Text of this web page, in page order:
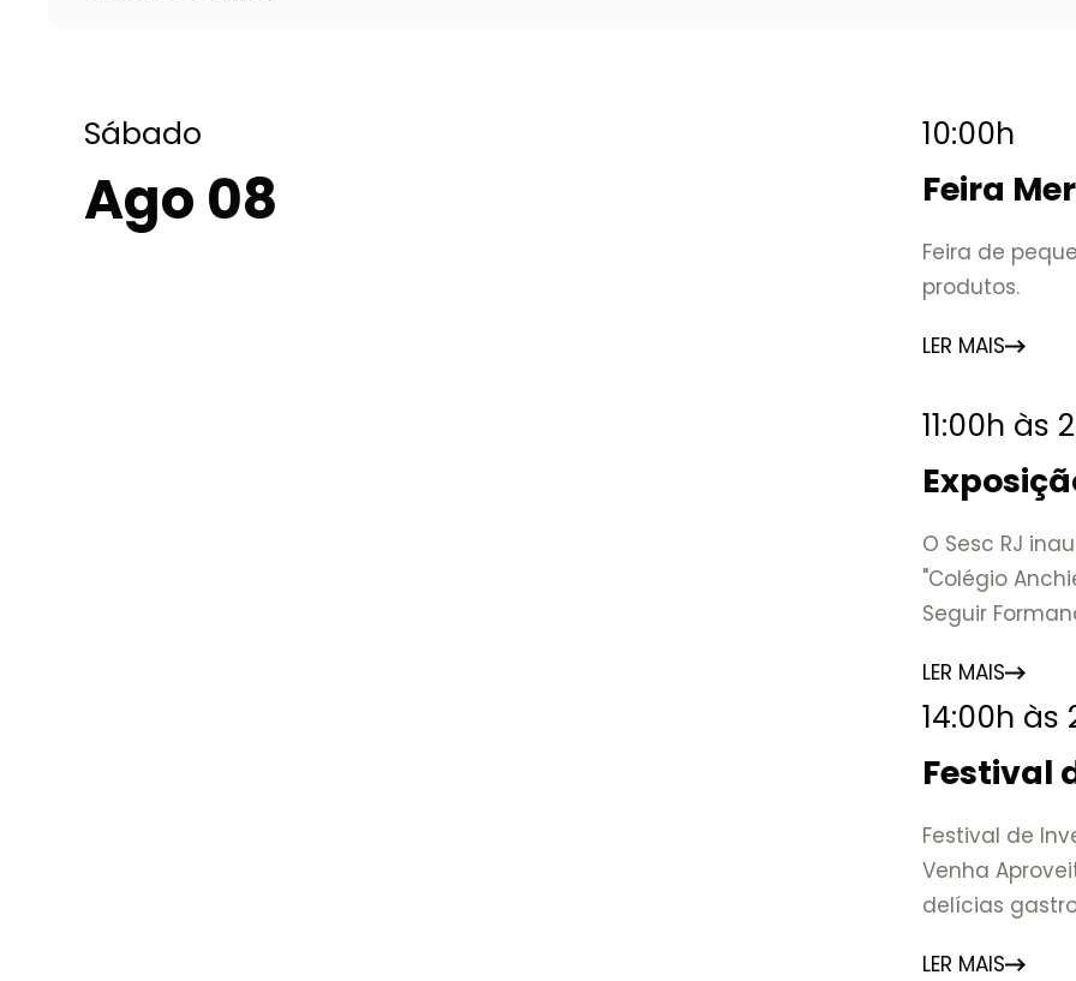
Sábado
Ago 08
10:00h
Feira
Feira de
produtos.
LER MAIS
11:00h às
O Sesc RJ
"Colégio
Seguir
Nova Friburgo
A mostra
Colégio
marcos que
educação, a
📍 Casarão
📅 Até 30 de
🕚 Quinta a
LER MAIS
14:00h às
Festival
Festival de
Venha
delícias
LER MAIS